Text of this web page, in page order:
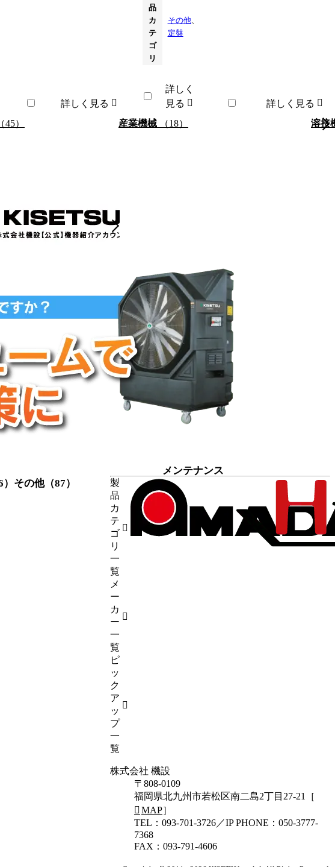
詳しく見る
品
カ
テ
ゴ
リ
その他、
定盤
詳しく
見る
詳しく見る
（45） 産業機械 （18） 溶接
メンテナンス
その他（87）
製
品
カ
テ
ゴ
リ
一
覧
メ
ー
カ
ー
一
覧
ピ
ッ
ク
ア
ッ
プ
一
覧
株式会社 機設
〒808-0109
福岡県北九州市若松区南二島2丁目27-21［
MAP］
TEL：093-701-3726／IP PHONE：050-3777-
7368
FAX：093-791-4606